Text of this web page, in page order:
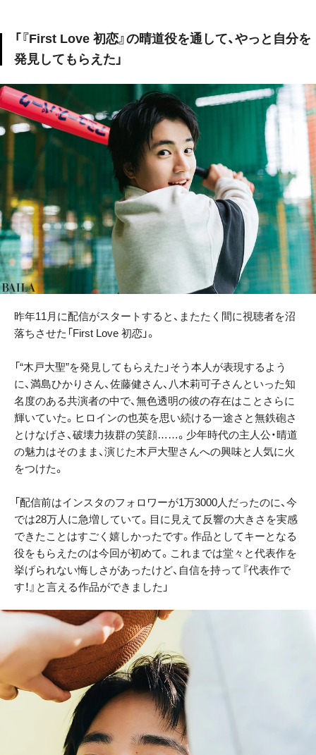
「『First Love 初恋』の晴道役を通して、やっと自分を
発見してもらえた」
昨年11月に配信がスタートすると、またたく間に視聴者を沼
落ちさせた「First Love 初恋」。
「“木戸大聖”を発見してもらえた」そう本人が表現するよう
に、満島ひかりさん、佐藤健さん、八木莉可子さんといった知
名度のある共演者の中で、無色透明の彼の存在はことさらに
輝いていた。ヒロインの也英を思い続ける一途さと無鉄砲さ
とけなげさ、破壊力抜群の笑顔……。少年時代の主人公・晴道
の魅力はそのまま、演じた木戸大聖さんへの興味と人気に火
をつけた。
「配信前はインスタのフォロワーが1万3000人だったのに、今
では28万人に急増していて。目に見えて反響の大きさを実感
できたことはすごく嬉しかったです。作品としてキーとなる
役をもらえたのは今回が初めて。これまでは堂々と代表作を
挙げられない悔しさがあったけど、自信を持って『代表作で
す！』と言える作品ができました」